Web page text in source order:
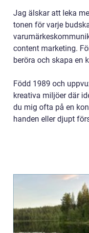
Jag älskar att leka
tonen för varje
content marketing.
beröra och skapa en
Född 1989 och
kreativa miljöer där
du mig ofta på en
handen eller djupt